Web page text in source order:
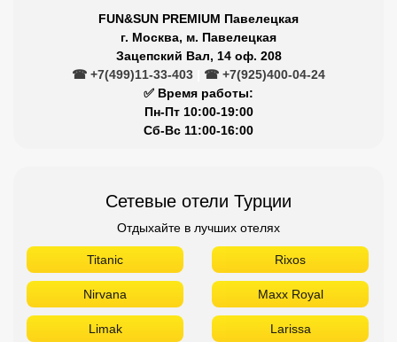
FUN&SUN PREMIUM Павелецкая
г. Москва, м. Павелецкая
Зацепский Вал, 14 оф. 208
☎ +7(499)11-33-403
☎ +7(925)400-04-24
✅ Время работы:
Пн-Пт 10:00-19:00
Сб-Вс 11:00-16:00
Сетевые отели Турции
Отдыхайте в лучших отелях
Titanic Rixos
Nirvana Maxx Royal
Limak Larissa